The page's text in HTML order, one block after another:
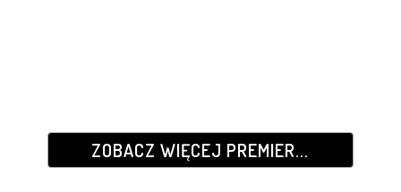
ZOBACZ WIĘCEJ PREMIER...